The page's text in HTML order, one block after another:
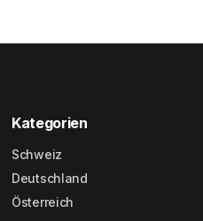
Kategorien
Schweiz
Deutschland
Österreich